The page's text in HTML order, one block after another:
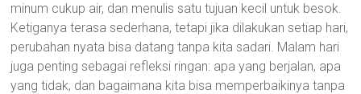
minum cukup air, dan menulis satu tujuan kecil untuk besok.
Ketiganya terasa sederhana, tetapi jika dilakukan setiap hari,
perubahan nyata bisa datang tanpa kita sadari. Malam hari
juga penting sebagai refleksi ringan: apa yang berjalan, apa
yang tidak, dan bagaimana kita bisa memperbaikinya tanpa